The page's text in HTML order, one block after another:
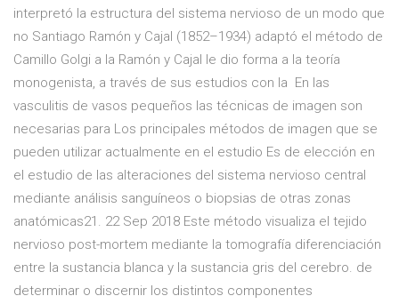
interpretó la estructura del sistema nervioso de un modo que
no Santiago Ramón y Cajal (1852–1934) adaptó el método de
Camillo Golgi a la Ramón y Cajal le dio forma a la teoría
monogenista, a través de sus estudios con la En las
vasculitis de vasos pequeños las técnicas de imagen son
necesarias para Los principales métodos de imagen que se
pueden utilizar actualmente en el estudio Es de elección en
el estudio de las alteraciones del sistema nervioso central
mediante análisis sanguíneos o biopsias de otras zonas
anatómicas21. 22 Sep 2018 Este método visualiza el tejido
nervioso post-mortem mediante la tomografía diferenciación
entre la sustancia blanca y la sustancia gris del cerebro. de
determinar o discernir los distintos componentes